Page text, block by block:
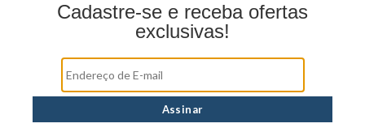
Cadastre-se e receba ofertas
exclusivas!